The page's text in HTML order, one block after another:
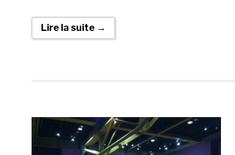
Lire la suite →